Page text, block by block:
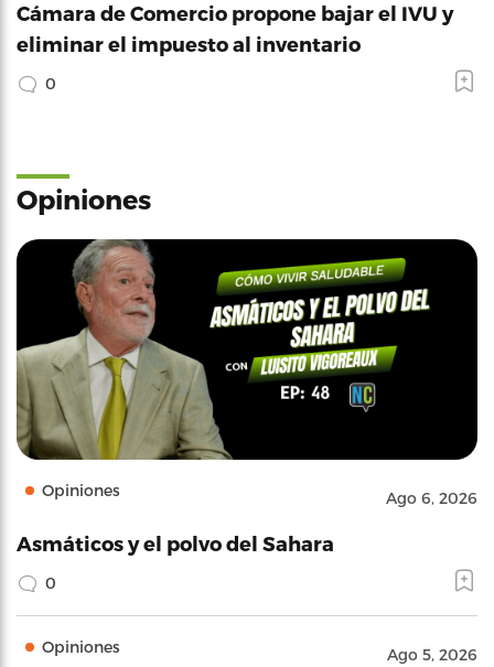
Cámara de Comercio propone bajar el IVU y
eliminar el impuesto al inventario
0
Opiniones
Opiniones Ago 6, 2026
Asmáticos y el polvo del Sahara
0
Opiniones Ago 5, 2026